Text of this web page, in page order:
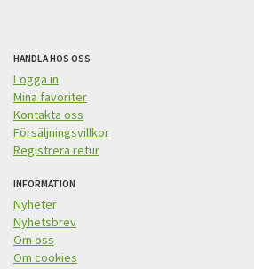
HANDLA HOS OSS
Logga in
Mina favoriter
Kontakta oss
Försäljningsvillkor
Registrera retur
INFORMATION
Nyheter
Nyhetsbrev
Om oss
Om cookies